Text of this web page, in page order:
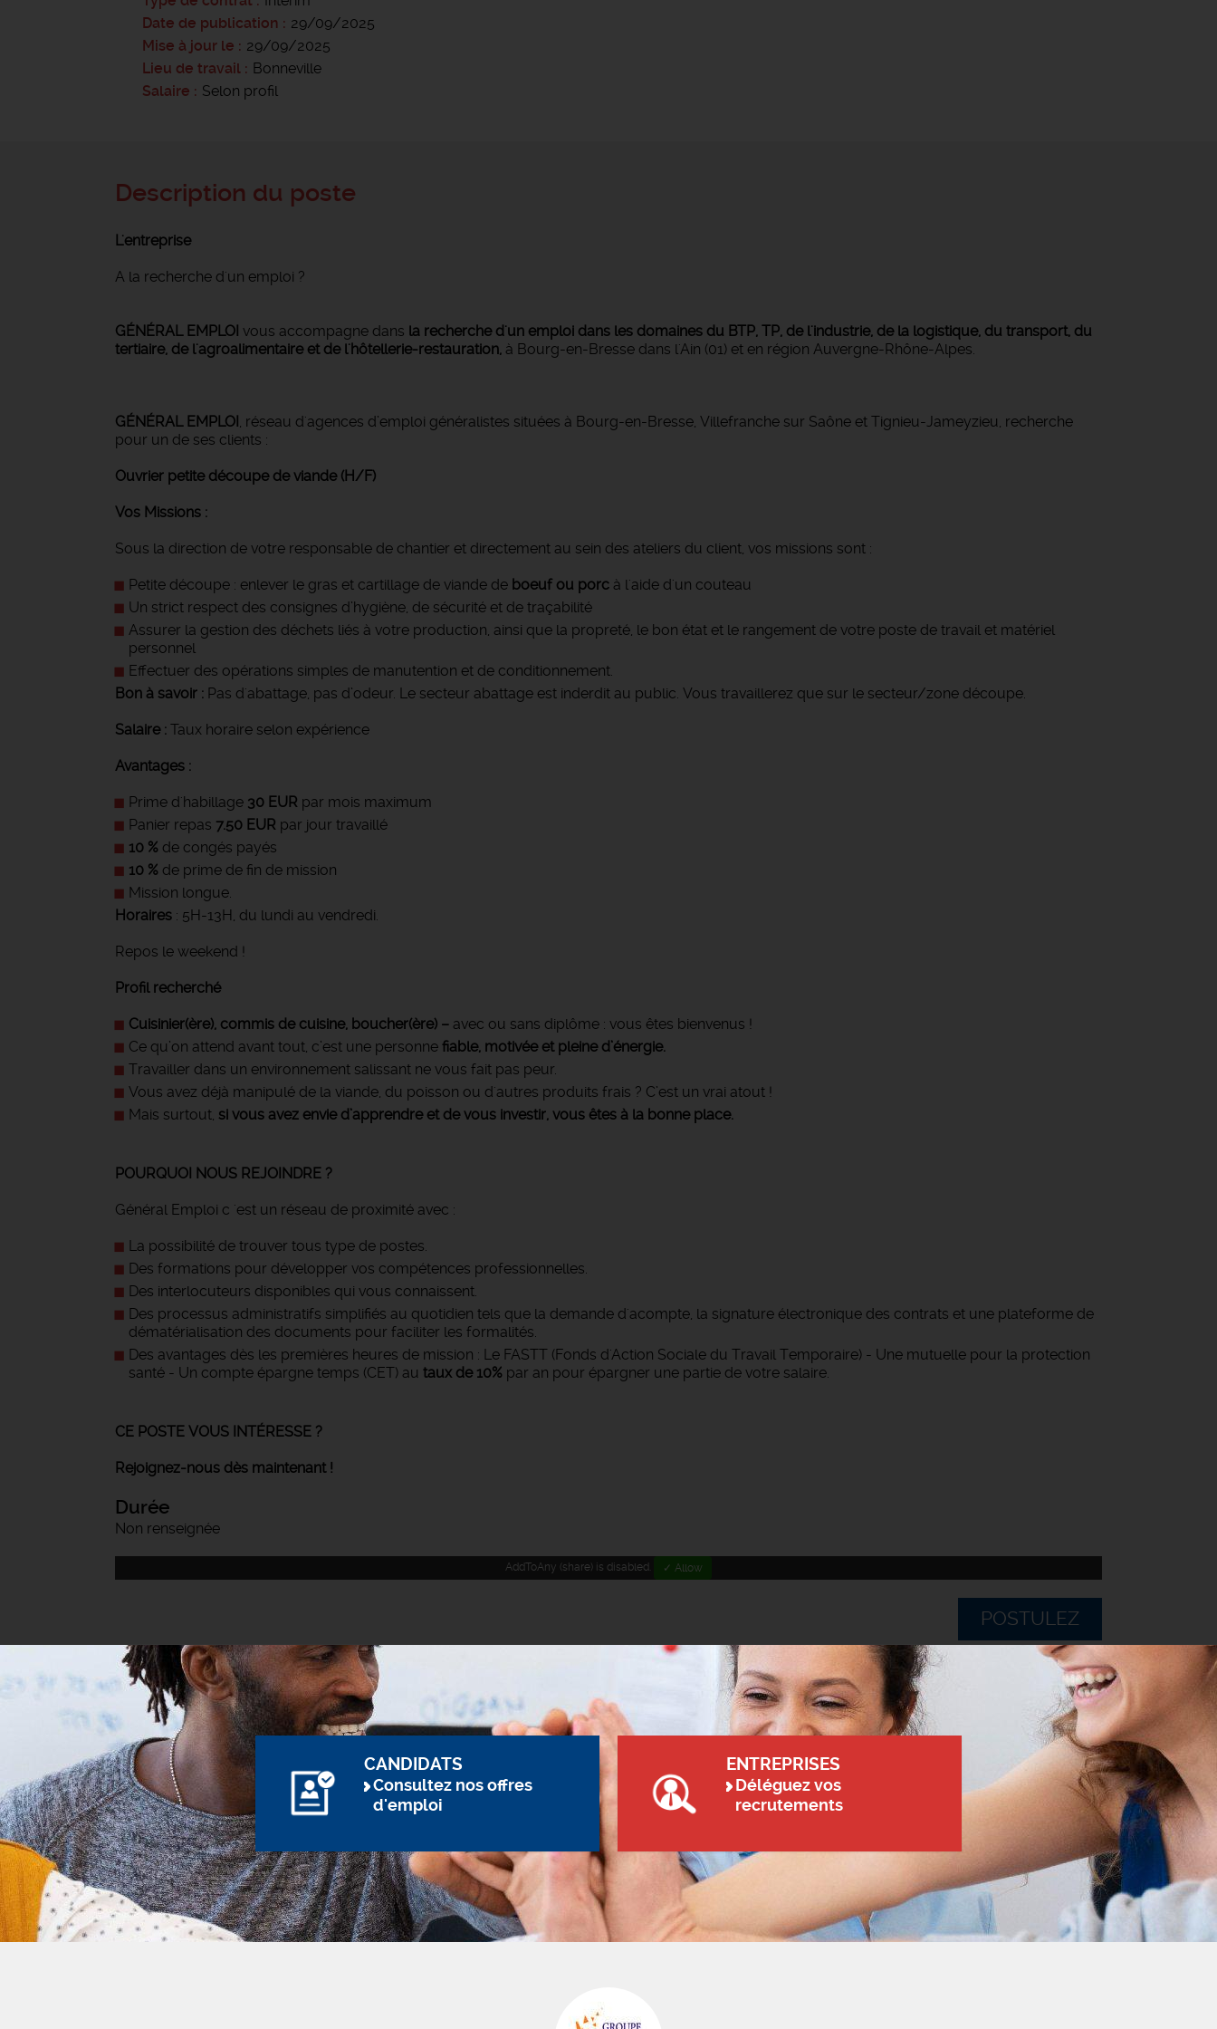
Date de publication
29/09/2025
Mise à jour le
29/09/2025
Lieu de travail
Bonneville
Salaire
Selon profil
Description du poste
L'entreprise
A la recherche d'un emploi ?
GÉNÉRAL EMPLOI vous accompagne dans la recherche d'un emploi dans les domaines du BTP, TP, de l'industrie, de la logistique, du transport, du
tertiaire, de l'agroalimentaire et de l'hôtellerie-restauration, à Bourg-en-Bresse dans l'Ain (01) et en région Auvergne-Rhône-Alpes.
GÉNÉRAL EMPLOI , réseau d'agences d’emploi généralistes situées à Bourg-en-Bresse, Villefranche sur Saône et Tignieu-Jameyzieu, recherche
pour un de ses clients :
Ouvrier petite découpe de viande (H/F)
Vos Missions :
Sous la direction de votre responsable de chantier et directement au sein des ateliers du client, vos missions sont :
Petite découpe : enlever le gras et cartillage de viande de boeuf ou porc à l'aide d'un couteau
Un strict respect des consignes d’hygiène, de sécurité et de traçabilité
Assurer la gestion des déchets liés à votre production, ainsi que la propreté, le bon état et le rangement de votre poste de travail et matériel
personnel
Effectuer des opérations simples de manutention et de conditionnement.
Bon à savoir : Pas d'abattage, pas d’odeur. Le secteur abattage est inderdit au public. Vous travaillerez que sur le secteur/zone découpe.
Salaire : Taux horaire selon expérience
Avantages :
Prime d'habillage 30 EUR par mois maximum
Panier repas 7.50 EUR par jour travaillé
10 % de congés payés
10 % de prime de fin de mission
Mission longue.
Horaires : 5H-13H, du lundi au vendredi.
Repos le weekend !
Profil recherché
Cuisinier(ère), commis de cuisine, boucher(ère) – avec ou sans diplôme : vous êtes bienvenus !
Ce qu’on attend avant tout, c’est une personne fiable, motivée et pleine d’énergie.
Travailler dans un environnement salissant ne vous fait pas peur.
Vous avez déjà manipulé de la viande, du poisson ou d'autres produits frais ? C’est un vrai atout !
Mais surtout, si vous avez envie d’apprendre et de vous investir, vous êtes à la bonne place.
POURQUOI NOUS REJOINDRE ?
Général Emploi c 'est un réseau de proximité avec :
La possibilité de trouver tous type de postes.
Des formations pour développer vos compétences professionnelles.
Des interlocuteurs disponibles qui vous connaissent.
Des processus administratifs simplifiés au quotidien tels que la demande d'acompte, la signature électronique des contrats et une plateforme de
dématérialisation des documents pour faciliter les formalités.
Des avantages dès les premières heures de mission : Le FASTT (Fonds d'Action Sociale du Travail Temporaire) - Une mutuelle pour la protection
santé - Un compte épargne temps (CET) au taux de 10% par an pour épargner une partie de votre salaire.
CE POSTE VOUS INTÉRESSE ?
Rejoignez-nous dès maintenant !
Durée
Non renseignée
AddToAny (share) is disabled. ✓ Allow
POSTULEZ
CANDIDATS
Consultez nos offres
d'emploi
ENTREPRISES
Déléguez vos
recrutements